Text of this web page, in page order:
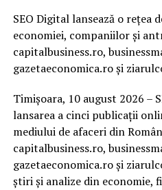
SEO Digital lansează o rețea
economiei, companiilor și
capitalbusiness.ro,
gazetaeconomica.ro și
Timișoara, 10 august 2026 –
lansarea a cinci publicații
mediului de afaceri din
capitalbusiness.ro,
gazetaeconomica.ro și
știri și analize din economie,